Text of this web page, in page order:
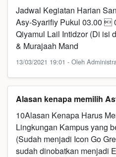
Jadwal Kegiatan Harian
Asy-Syarifiy Pukul 03.00 
Qiyamul Lail Intidzor (Di isi
& Murajaah Mand
13/03/2021 19:01 - Oleh
Alasan kenapa memilih
10Alasan Kenapa Harus
Lingkungan Kampus yang
(Sudah menjadi Icon Go
sudah dinobatkan menjadi E